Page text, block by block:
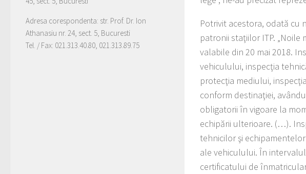
Potrivit acestora, odată cu
patronii staţiilor ITP. „Noile
valabile din 20 mai 2018.
vehiculului, inspecţia
protecţia mediului,
conform destinaţiei,
obligatorii în vigoare la
echipării ulterioare. (…).
tehnicilor şi
ale vehiculului. În
certificatului de
Adresa corespondenta: str. Prof. Dr. Ion
Athanasiu nr. 24, sect. 5, Bucuresti
Tel. / Fax: 021.313.40.80, 021.313.89.75